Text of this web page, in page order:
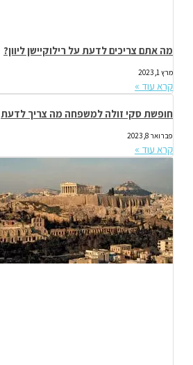
מה אתם צריכים לדעת על רילוקיישן ליוון?
מרץ 1, 2023
קרא עוד »
חופשת סקי זולה למשפחה מה צריך לדעת
פברואר 8, 2023
קרא עוד »